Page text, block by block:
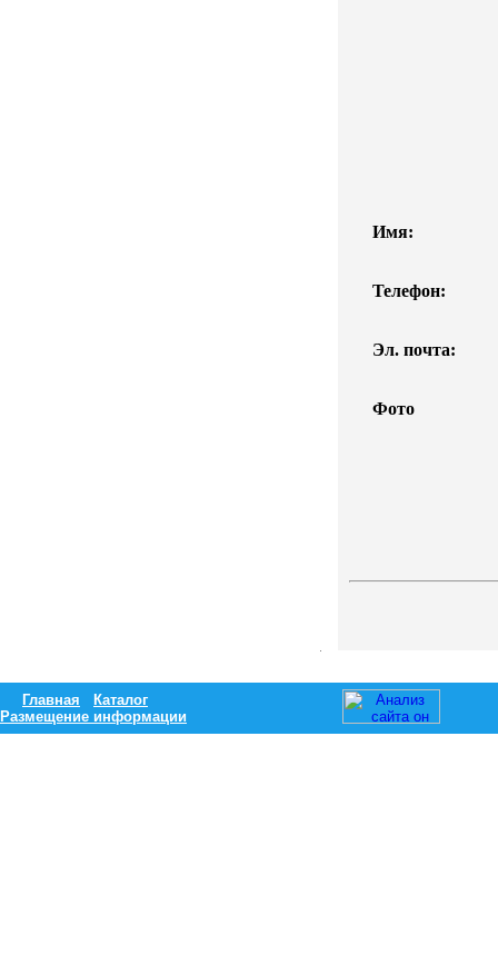
Имя:
Телефон:
Эл. почта:
Фото
Главная
Каталог
Размещение информации